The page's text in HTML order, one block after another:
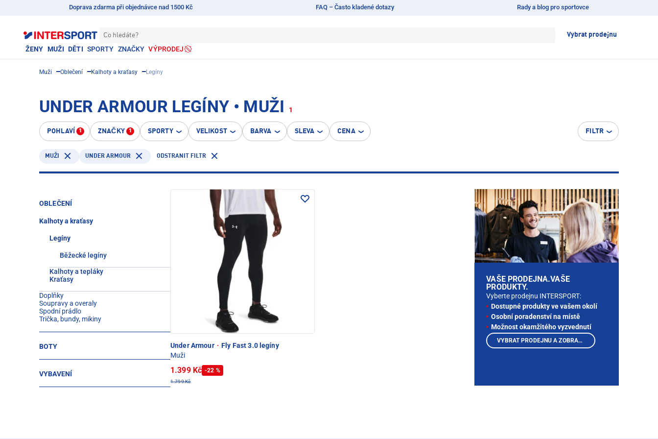
Doprava zdarma při objednávce nad 1500 Kč FAQ – Často kladené dotazy Rady a blog pro sportovce
Co hledáte? Vybrat prodejnu
ŽENY MUŽI DĚTI SPORTY ZNAČKY VÝPRODEJ
Muži Oblečení Kalhoty a kraťasy Legíny
UNDER ARMOUR LEGÍNY • MUŽI 1
POHLAVÍ 1 ZNAČKY 1 SPORTY VELIKOST BARVA SLEVA CENA FILTR
MUŽI UNDER ARMOUR ODSTRANIT FILTR
OBLEČENÍ
Kalhoty a kraťasy
Legíny
Běžecké legíny
Kalhoty a tepláky
Kraťasy
Doplňky
Soupravy a overaly
Spodní prádlo
Trička, bundy, mikiny
BOTY
VYBAVENÍ
Under Armour · Fly Fast 3.0 legíny
Muži
1.399 Kč -22 %
1.799 Kč
VAŠE PRODEJNA.VAŠE
PRODUKTY.
Vyberte prodejnu INTERSPORT:
Dostupné produkty ve vašem okolí
Osobní poradenství na místě
Možnost okamžitého vyzvednutí
VYBRAT PRODEJNU A ZOBRAZIT PRODUKTY